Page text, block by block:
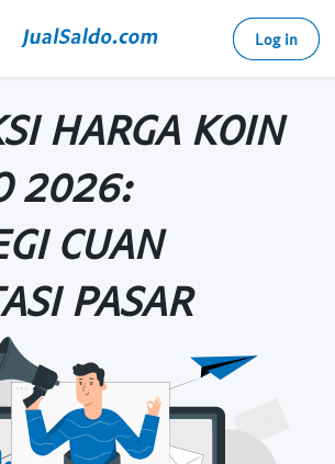
Log in
HARGA KOIN
2026:
CUAN
PASAR